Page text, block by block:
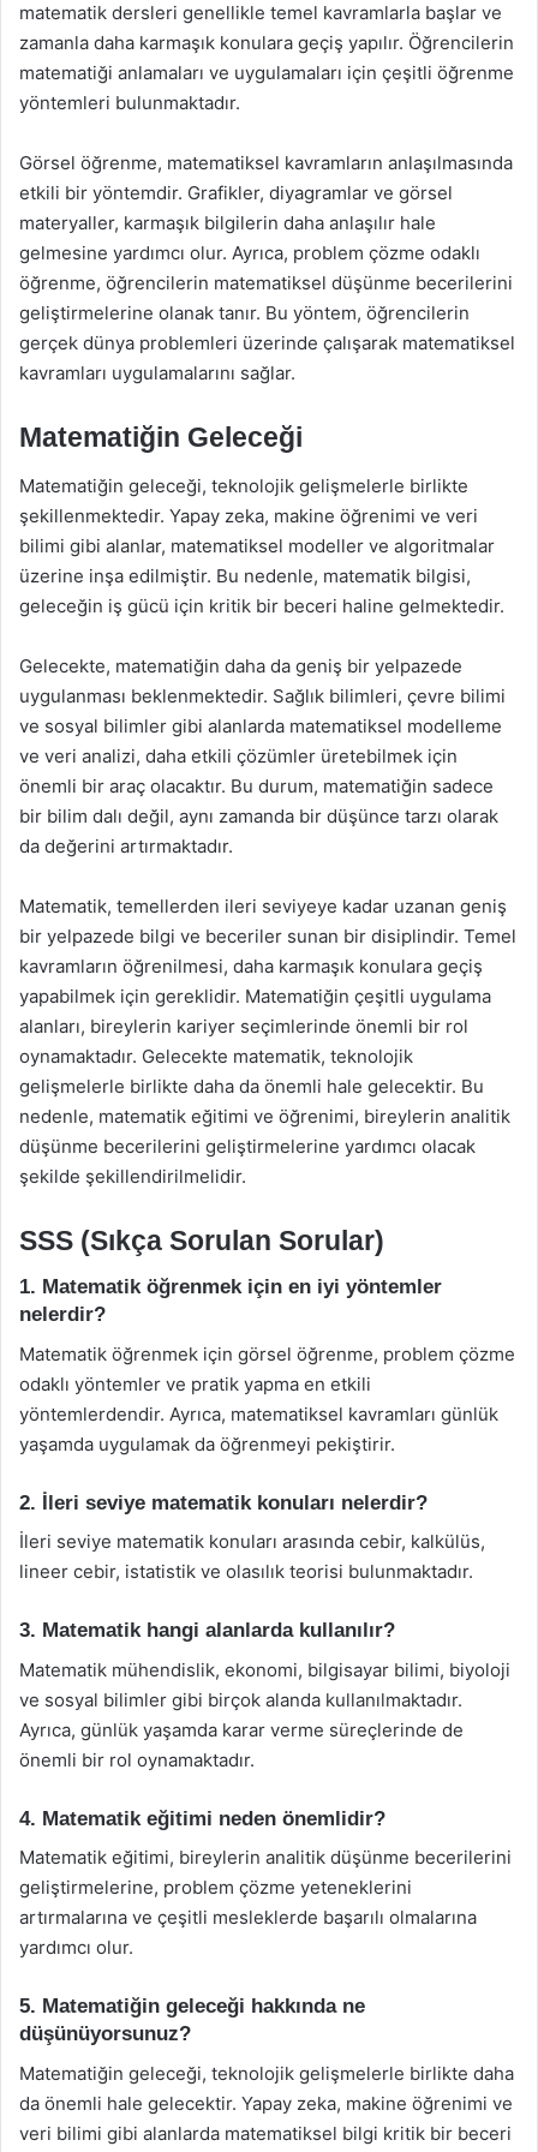
matematik dersleri genellikle temel kavramlarla başlar ve
zamanla daha karmaşık konulara geçiş yapılır. Öğrencilerin
matematiği anlamaları ve uygulamaları için çeşitli öğrenme
yöntemleri bulunmaktadır.
Görsel öğrenme, matematiksel kavramların anlaşılmasında
etkili bir yöntemdir. Grafikler, diyagramlar ve görsel
materyaller, karmaşık bilgilerin daha anlaşılır hale
gelmesine yardımcı olur. Ayrıca, problem çözme odaklı
öğrenme, öğrencilerin matematiksel düşünme becerilerini
geliştirmelerine olanak tanır. Bu yöntem, öğrencilerin
gerçek dünya problemleri üzerinde çalışarak matematiksel
kavramları uygulamalarını sağlar.
Matematiğin Geleceği
Matematiğin geleceği, teknolojik gelişmelerle birlikte
şekillenmektedir. Yapay zeka, makine öğrenimi ve veri
bilimi gibi alanlar, matematiksel modeller ve algoritmalar
üzerine inşa edilmiştir. Bu nedenle, matematik bilgisi,
geleceğin iş gücü için kritik bir beceri haline gelmektedir.
Gelecekte, matematiğin daha da geniş bir yelpazede
uygulanması beklenmektedir. Sağlık bilimleri, çevre bilimi
ve sosyal bilimler gibi alanlarda matematiksel modelleme
ve veri analizi, daha etkili çözümler üretebilmek için
önemli bir araç olacaktır. Bu durum, matematiğin sadece
bir bilim dalı değil, aynı zamanda bir düşünce tarzı olarak
da değerini artırmaktadır.
Matematik, temellerden ileri seviyeye kadar uzanan geniş
bir yelpazede bilgi ve beceriler sunan bir disiplindir. Temel
kavramların öğrenilmesi, daha karmaşık konulara geçiş
yapabilmek için gereklidir. Matematiğin çeşitli uygulama
alanları, bireylerin kariyer seçimlerinde önemli bir rol
oynamaktadır. Gelecekte matematik, teknolojik
gelişmelerle birlikte daha da önemli hale gelecektir. Bu
nedenle, matematik eğitimi ve öğrenimi, bireylerin analitik
düşünme becerilerini geliştirmelerine yardımcı olacak
şekilde şekillendirilmelidir.
SSS (Sıkça Sorulan Sorular)
1. Matematik öğrenmek için en iyi yöntemler
nelerdir?
Matematik öğrenmek için görsel öğrenme, problem çözme
odaklı yöntemler ve pratik yapma en etkili
yöntemlerdendir. Ayrıca, matematiksel kavramları günlük
yaşamda uygulamak da öğrenmeyi pekiştirir.
2. İleri seviye matematik konuları nelerdir?
İleri seviye matematik konuları arasında cebir, kalkülüs,
lineer cebir, istatistik ve olasılık teorisi bulunmaktadır.
3. Matematik hangi alanlarda kullanılır?
Matematik mühendislik, ekonomi, bilgisayar bilimi, biyoloji
ve sosyal bilimler gibi birçok alanda kullanılmaktadır.
Ayrıca, günlük yaşamda karar verme süreçlerinde de
önemli bir rol oynamaktadır.
4. Matematik eğitimi neden önemlidir?
Matematik eğitimi, bireylerin analitik düşünme becerilerini
geliştirmelerine, problem çözme yeteneklerini
artırmalarına ve çeşitli mesleklerde başarılı olmalarına
yardımcı olur.
5. Matematiğin geleceği hakkında ne
düşünüyorsunuz?
Matematiğin geleceği, teknolojik gelişmelerle birlikte daha
da önemli hale gelecektir. Yapay zeka, makine öğrenimi ve
veri bilimi gibi alanlarda matematiksel bilgi kritik bir beceri